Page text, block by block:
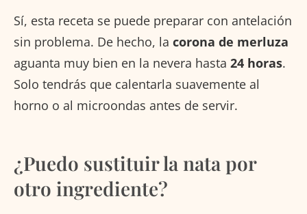
Sí, esta receta se puede preparar con antelación
sin problema. De hecho, la corona de merluza
aguanta muy bien en la nevera hasta 24 horas.
Solo tendrás que calentarla suavemente al
horno o al microondas antes de servir.
¿Puedo sustituir la nata por
otro ingrediente?